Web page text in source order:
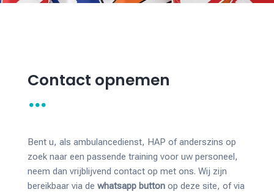
Contact opnemen
…
Bent u, als ambulancedienst, HAP of anderszins op
zoek naar een passende training voor uw personeel,
neem dan vrijblijvend contact op met ons. Wij zijn
bereikbaar via de whatsapp button op deze site, of via